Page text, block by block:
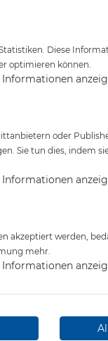
Arm Kit #
€
€*
Diese
optimieren können.
Informationen
oder
Sie tun dies, indem
Informationen
akzeptiert werden,
mehr.
Informationen